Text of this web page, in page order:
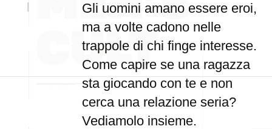
Gli uomini amano essere eroi,
ma a volte cadono nelle
trappole di chi finge interesse.
Come capire se una ragazza
sta giocando con te e non
cerca una relazione seria?
Vediamolo insieme.